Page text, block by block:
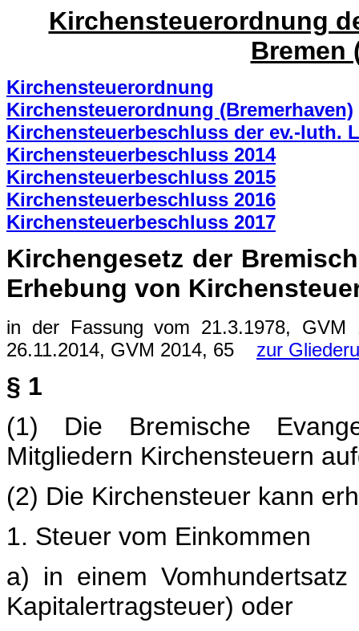
Kirchensteuerordnung
Bremen
Kirchensteuerordnung
Kirchensteuerordnung (Bremerhaven)
Kirchensteuerbeschluss der ev.-luth.
Kirchensteuerbeschluss 2014
Kirchensteuerbeschluss 2015
Kirchensteuerbeschluss 2016
Kirchensteuerbeschluss 2017
Kirchengesetz der
Erhebung von
in der Fassung vom 21.3.1978,
26.11.2014, GVM 2014, 65 zur
§ 1
(1) Die Bremische
Mitgliedern Kirchensteuern
(2) Die Kirchensteuer kann
1. Steuer vom Einkommen
a) in einem
Kapitalertragsteuer) oder